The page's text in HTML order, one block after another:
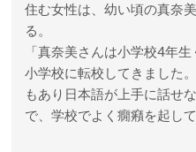
住む女性は、幼い頃の真奈
る。
「真奈美さんは小学校4年
小学校に転校してきました
もあり日本語が上手に話せ
で、学校でよく癇癪を起して